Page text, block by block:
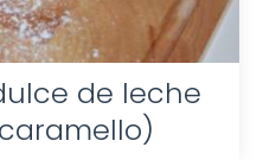
de leche